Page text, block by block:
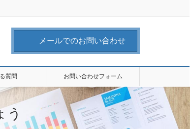
メールでのお問い合わせ
質問 お問い合わせフォーム
う